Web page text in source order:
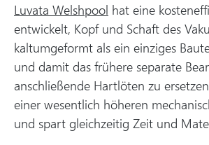
Luvata Welshpool hat eine
entwickelt, Kopf und Schaft des
kaltumgeformt als ein einziges
und damit das frühere separate
anschließende Hartlöten zu
einer wesentlich höheren
und spart gleichzeitig Zeit und